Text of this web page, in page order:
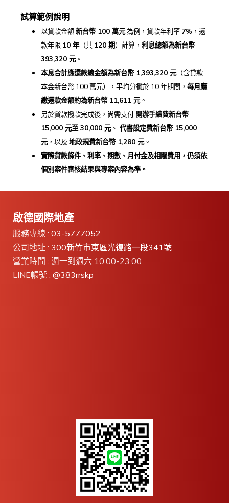
試算範例說明
以貸款金額新台幣 100 萬元為例，貸款年利率 7% ，還
款年限 10 年（共 120 期）計算， 利息總額為新台幣
393,320 元。
本息合計應還款總金額為新台幣 1,393,320 元（含貸款
本金新台幣 100 萬元），平均分攤於 10 年期間， 每月應
繳還款金額約為新台幣 11,611 元。
另於貸款撥款完成後，尚需支付 開辦手續費新台幣
15,000 元至 30,000 元、 代書設定費新台幣 15,000
元，以及 地政規費新台幣 1,280 元。
實際貸款條件、利率、期數、月付金及相關費用， 仍須依
個別案件審核結果與專案內容為準。
啟德國際地產
服務專線 : 03-5777052
公司地址 : 300新竹市東區光復路一段341號
營業時間 : 週一到週六 10:00-23:00
LINE帳號 : @383rrskp